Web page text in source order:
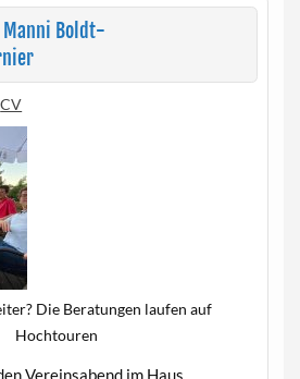
Boldt-
CV
Die Beratungen laufen auf
Hochtouren
Vereinsabend im Haus